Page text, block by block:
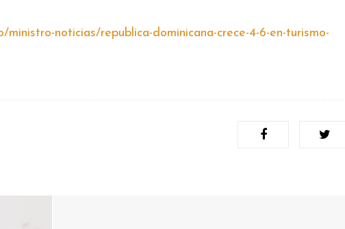
noticias/republica-dominicana-crece-4-6-en-turismo-